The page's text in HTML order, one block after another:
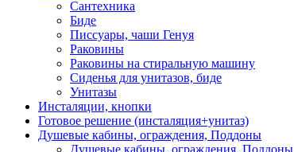
Сантехника
Биде
Писсуары, чаши Генуя
Раковины
Раковины на стиральную машину
Сиденья для унитазов, биде
Унитазы
Инсталяции, кнопки
Готовое решение (инсталяция+унитаз)
Душевые кабины, ограждения, Поддоны
Душевые кабины, ограждения, Поддоны